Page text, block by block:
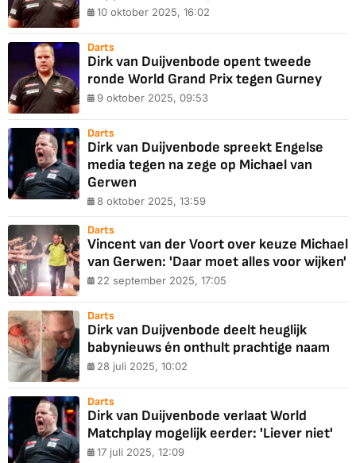
10 oktober 2025, 16:02
Darts
Dirk van Duijvenbode opent tweede
ronde World Grand Prix tegen Gurney
9 oktober 2025, 09:53
Darts
Dirk van Duijvenbode spreekt Engelse
media tegen na zege op Michael van
Gerwen
8 oktober 2025, 13:59
Darts
Vincent van der Voort over keuze Michael
van Gerwen: 'Daar moet alles voor wijken'
22 september 2025, 17:05
Darts
Dirk van Duijvenbode deelt heuglijk
babynieuws én onthult prachtige naam
28 juli 2025, 10:02
Darts
Dirk van Duijvenbode verlaat World
Matchplay mogelijk eerder: 'Liever niet'
17 juli 2025, 12:09